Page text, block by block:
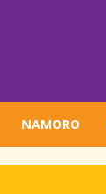
NAMORO